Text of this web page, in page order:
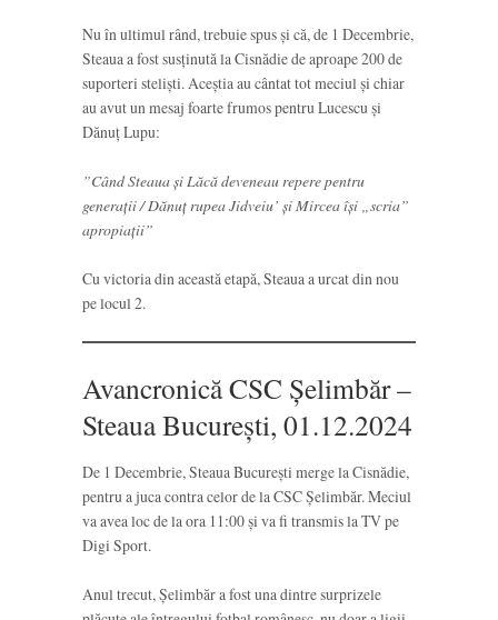
Nu în ultimul rând, trebuie spus și că, de 1 Decembrie,
Steaua a fost susținută la Cisnădie de aproape 200 de
suporteri steliști. Aceștia au cântat tot meciul și chiar
au avut un mesaj foarte frumos pentru Lucescu și
Dănuț Lupu:
”Când Steaua și Lăcă deveneau repere pentru
generații / Dănuț rupea Jidveiu’ și Mircea își „scria”
apropiații”
Cu victoria din această etapă, Steaua a urcat din nou
pe locul 2.
Avancronică CSC Șelimbăr –
Steaua București, 01.12.2024
De 1 Decembrie, Steaua București merge la Cisnădie,
pentru a juca contra celor de la CSC Șelimbăr. Meciul
va avea loc de la ora 11:00 și va fi transmis la TV pe
Digi Sport.
Anul trecut, Șelimbăr a fost una dintre surprizele